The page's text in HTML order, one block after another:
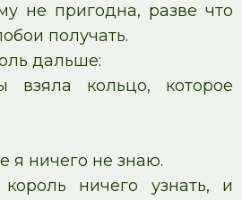
не пригодна, разве что
получать.
дальше:
кольцо, которое
я ничего не знаю.
ничего узнать, и